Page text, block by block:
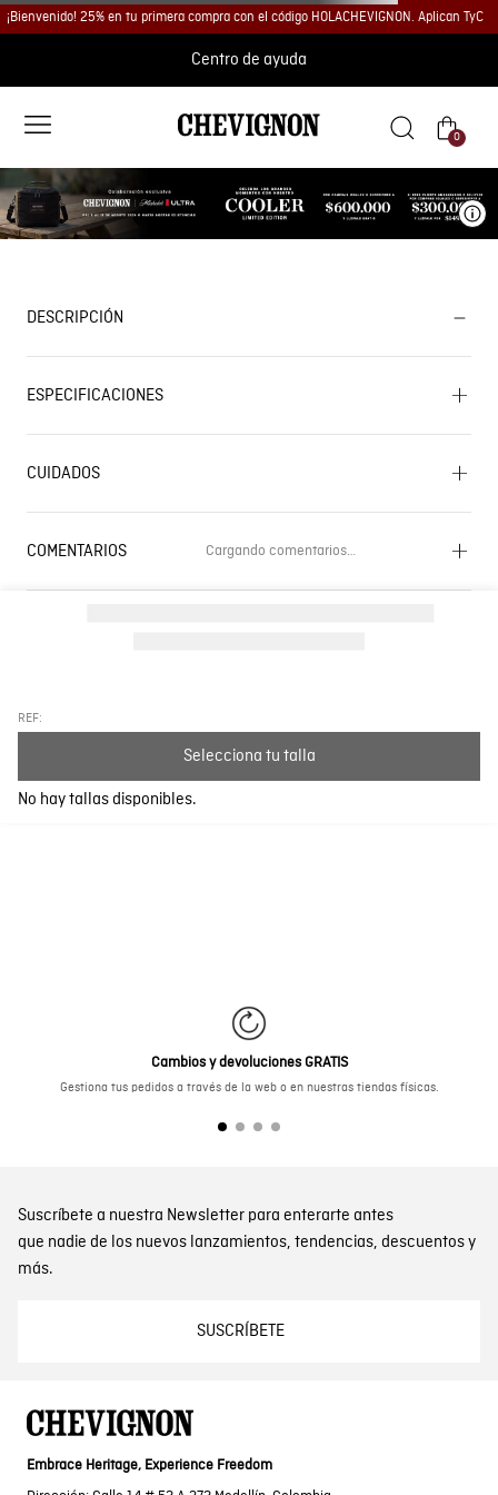
¡Bienvenido! 25% en tu primera compra con el código HOLACHEVIGNON. Aplican TyC
Centro de ayuda
0
REF:
Selecciona tu talla
No hay tallas disponibles.
DESCRIPCIÓN
ESPECIFICACIONES
CUIDADOS
COMENTARIOS Cargando comentarios…
Cargando el resumen…
Cambios y devoluciones GRATIS
Gestiona tus pedidos a través de la web o en nuestras tiendas físicas.
Suscríbete a nuestra Newsletter para enterarte antes
que nadie de los nuevos lanzamientos, tendencias, descuentos y
más.
SUSCRÍBETE
Embrace Heritage, Experience Freedom